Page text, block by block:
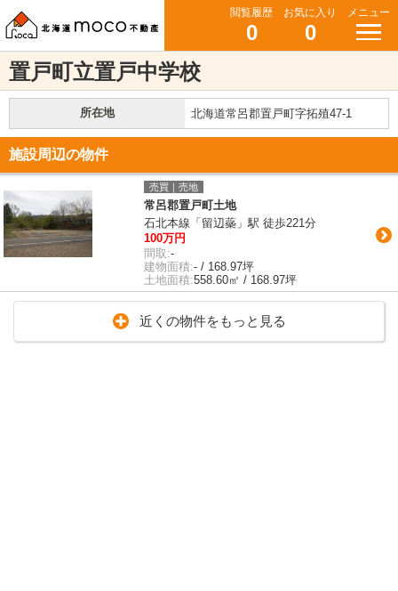
閲覧履歴
0
お気に入り
0
メニュー
置戸町立置戸中学校
所在地 北海道常呂郡置戸町字拓殖47-1
施設周辺の物件
売買｜売地
常呂郡置戸町土地
石北本線「留辺蘂」駅 徒歩221分
100万円
間取:-
建物面積:- / 168.97坪
土地面積:558.60㎡ / 168.97坪
近くの物件をもっと見る